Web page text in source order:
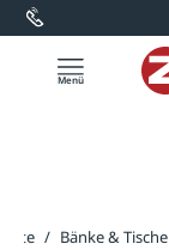
springen
/ Bänke & Tische